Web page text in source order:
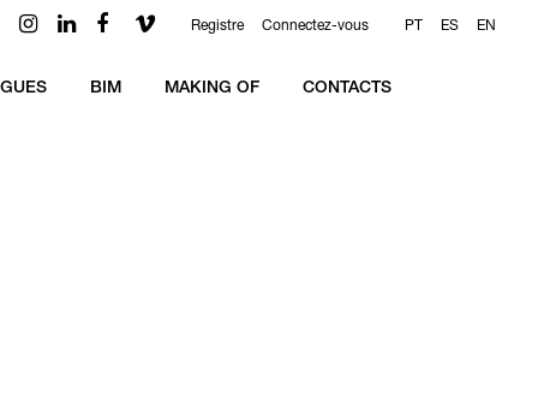
Registre Connectez-vous PT ES EN
BIM MAKING OF CONTACTS